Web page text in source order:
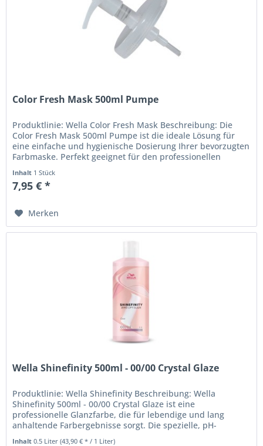
Color Fresh Mask 500ml Pumpe
Produktlinie: Wella Color Fresh Mask Beschreibung: Die
Color Fresh Mask 500ml Pumpe ist die ideale Lösung für
eine einfache und hygienische Dosierung Ihrer bevorzugten
Farbmaske. Perfekt geeignet für den professionellen
Inhalt 1 Stück
7,95 € *
Merken
Wella Shinefinity 500ml - 00/00 Crystal Glaze
Produktlinie: Wella Shinefinity Beschreibung: Wella
Shinefinity 500ml - 00/00 Crystal Glaze ist eine
professionelle Glanzfarbe, die für lebendige und lang
anhaltende Farbergebnisse sorgt. Die spezielle, pH-
Inhalt0.5 Liter(43,90 € * / 1 Liter)